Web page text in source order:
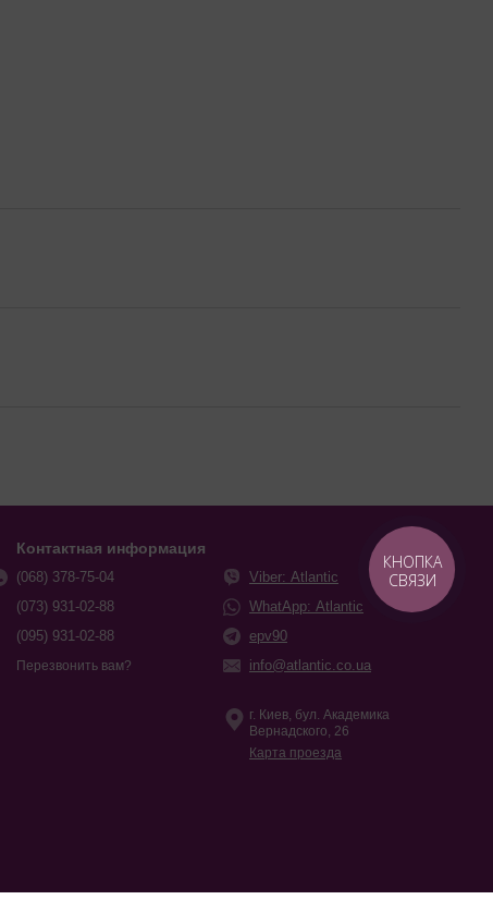
Контактная информация
(068) 378-75-04
(073) 931-02-88
(095) 931-02-88
Перезвонить вам?
Viber: Atlantic
WhatApp: Atlantic
epv90
info@atlantic.co.ua
г. Киев, бул. Академика
Вернадского, 26
Карта проезда
КНОПКА
СВЯЗИ